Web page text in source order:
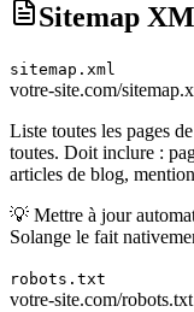
Sitemap
sitemap.xml
votre-site.com/
Liste toutes les pages
toutes. Doit inclure :
articles de blog,
💡 Mettre à jour
Solange le fait
robots.txt
votre-site.com/robots.txt